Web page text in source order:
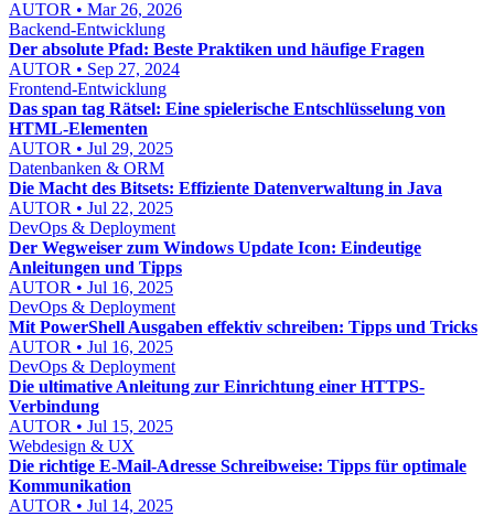
AUTOR • Mar 26, 2026
Backend-Entwicklung
Der absolute Pfad: Beste Praktiken und häufige Fragen
AUTOR • Sep 27, 2024
Frontend-Entwicklung
Das span tag Rätsel: Eine spielerische Entschlüsselung von
HTML-Elementen
AUTOR • Jul 29, 2025
Datenbanken & ORM
Die Macht des Bitsets: Effiziente Datenverwaltung in Java
AUTOR • Jul 22, 2025
DevOps & Deployment
Der Wegweiser zum Windows Update Icon: Eindeutige
Anleitungen und Tipps
AUTOR • Jul 16, 2025
DevOps & Deployment
Mit PowerShell Ausgaben effektiv schreiben: Tipps und Tricks
AUTOR • Jul 16, 2025
DevOps & Deployment
Die ultimative Anleitung zur Einrichtung einer HTTPS-
Verbindung
AUTOR • Jul 15, 2025
Webdesign & UX
Die richtige E-Mail-Adresse Schreibweise: Tipps für optimale
Kommunikation
AUTOR • Jul 14, 2025